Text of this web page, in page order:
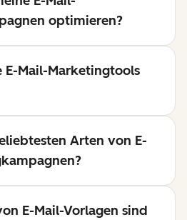
optimieren?
E-Mail-Marketingtools
Arten von E-
E-Mail-Vorlagen sind